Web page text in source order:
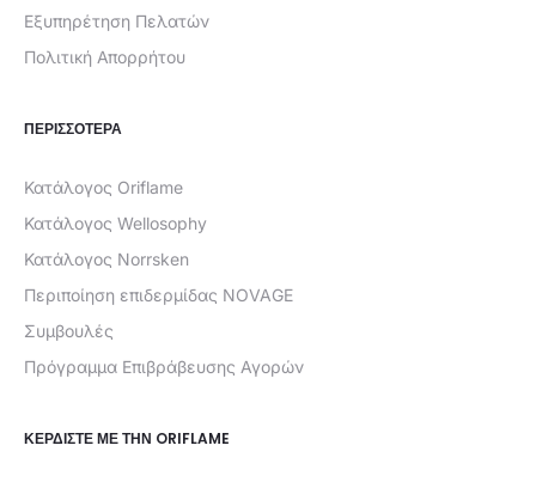
Εξυπηρέτηση Πελατών
Πολιτική Απορρήτου
ΠΕΡΙΣΣΟΤΕΡΑ
Κατάλογος Oriflame
Κατάλογος Wellosophy
Κατάλογος Norrsken
Περιποίηση επιδερμίδας NOVAGE
Συμβουλές
Πρόγραμμα Επιβράβευσης Αγορών
ΚΕΡΔΊΣΤΕ ΜΕ ΤΗΝ ORIFLAME